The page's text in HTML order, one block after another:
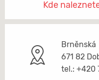
Kde
Brněnská
671 82
tel.: +420